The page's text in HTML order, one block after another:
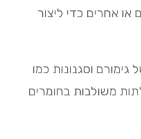
או אחרים כדי ליצור
גימורם וסגנונות כמו
משולבות בחומרים